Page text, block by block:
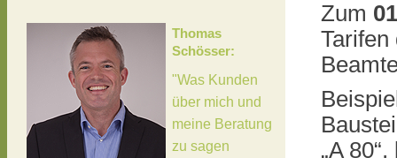
Zum
Tarifen
„A
Thomas
Schösser:
"Was Kunden
über mich und
meine Beratung
zu sagen